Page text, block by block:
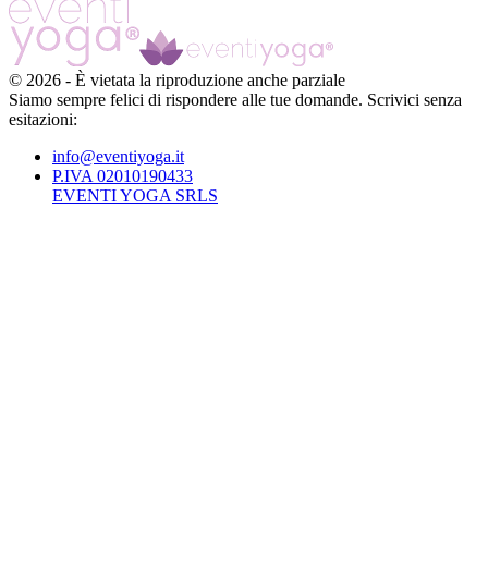
© 2026 - È vietata la riproduzione anche parziale
Siamo sempre felici di rispondere alle tue domande. Scrivici senza
esitazioni:
info@eventiyoga.it
P.IVA 02010190433
EVENTI YOGA SRLS